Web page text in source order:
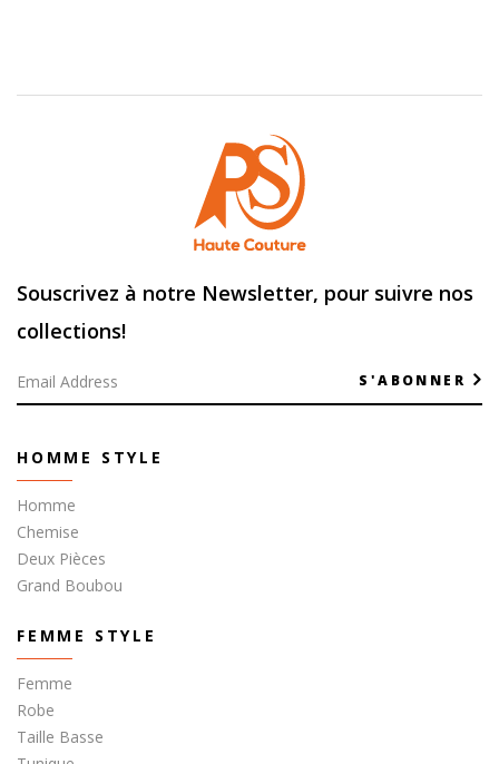
Souscrivez à notre Newsletter, pour suivre nos
collections!
S'ABONNER
HOMME STYLE
Homme
Chemise
Deux Pièces
Grand Boubou
FEMME STYLE
Femme
Robe
Taille Basse